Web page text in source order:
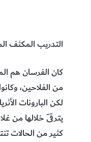
التدريب‭ ‬المكثف‭ ‬المطلوب‭ ‬للحصول‭ ‬على‭ ‬لقب‭ ‬فارس‭ ‬في‭ ‬العصور‭ ‬الوسطى
‬كثير‭ ‬من‭ ‬الحالات‭ ‬تنتهي‭ ‬على‭ ‬صهوة‭ ‬جواد‭ ‬في‭ ‬خضم‭ ‬المعركة‭.‬